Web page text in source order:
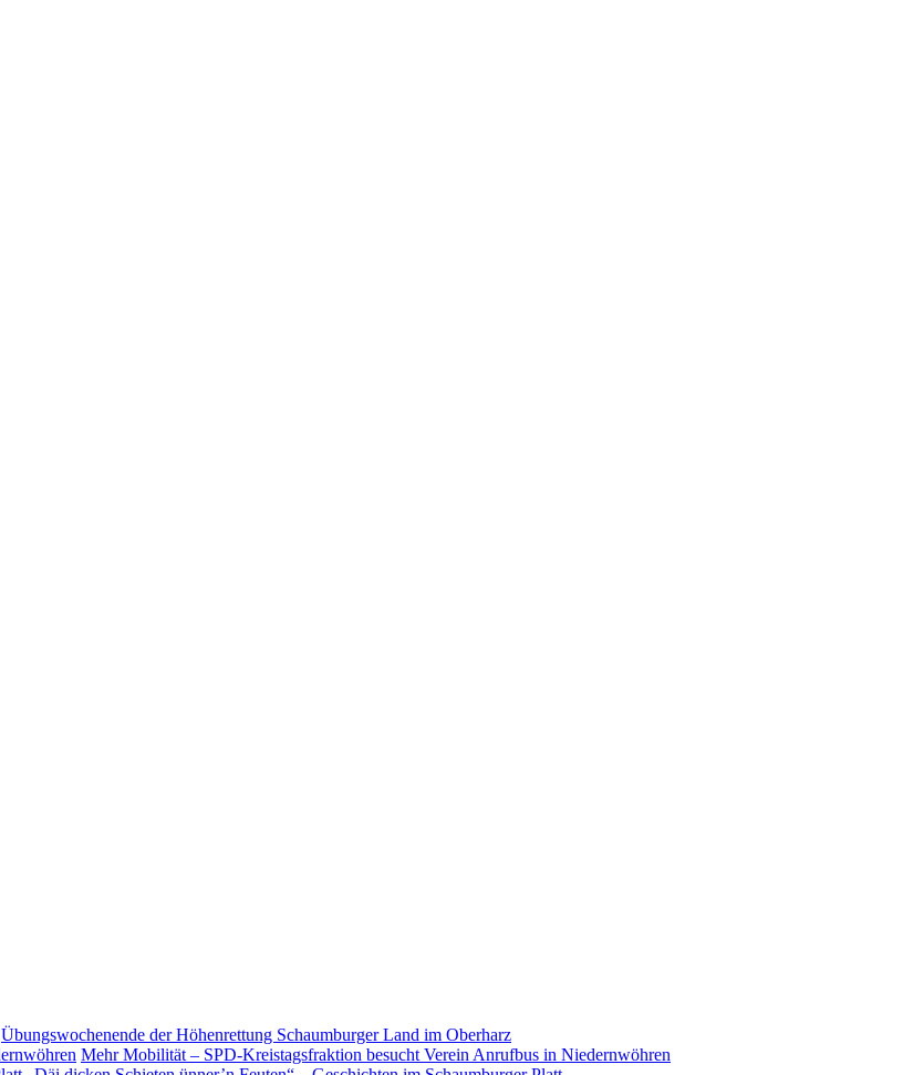
Übungs­wo­chen­ende der Höhen­ret­tung Schaum­burger Land im Oberharz
Mehr Mobilität – SPD-Kreistagsfraktion besucht Verein Anrufbus in Niedernwöhren